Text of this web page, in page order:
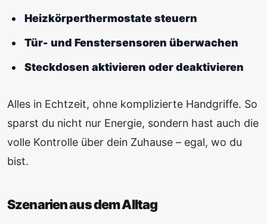
Heizkörperthermostate steuern
Tür- und Fenstersensoren überwachen
Steckdosen aktivieren oder deaktivieren
Alles in Echtzeit, ohne komplizierte Handgriffe. So
sparst du nicht nur Energie, sondern hast auch die
volle Kontrolle über dein Zuhause – egal, wo du
bist.
Szenarien aus dem Alltag